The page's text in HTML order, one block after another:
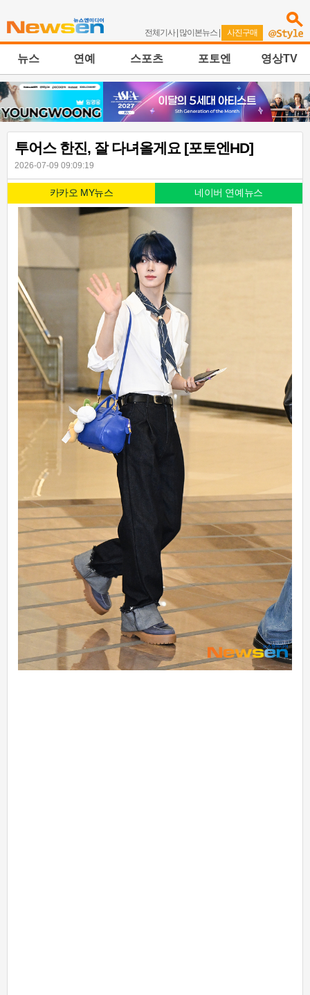
전체기사| 많이본뉴스 | 사진구매
뉴스 연예 스포츠 포토엔 영상TV
투어스 한진, 잘 다녀올게요 [포토엔HD]
2026-07-09 09:09:19
카카오 MY뉴스 네이버 연예뉴스